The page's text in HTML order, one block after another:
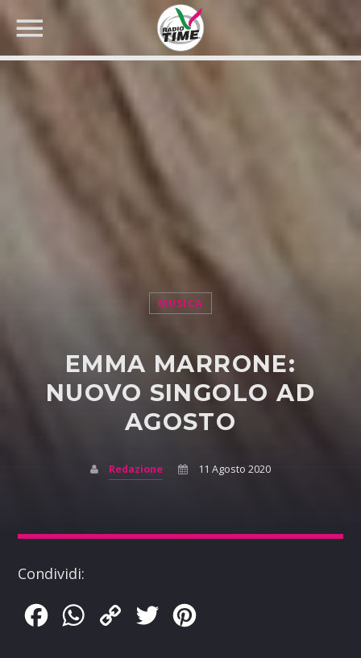
CERCA NEL SITO WEB:
MUSICA
EMMA MARRONE:
NUOVO SINGOLO AD
AGOSTO
Redazione 11 Agosto 2020
Condividi:
FacebookWhatsApp
Copy
Twitter